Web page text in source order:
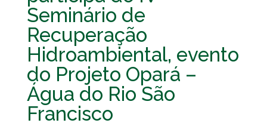
Seminário de
Recuperação
Hidroambiental, evento
do Projeto Opará –
Água do Rio São
Francisco